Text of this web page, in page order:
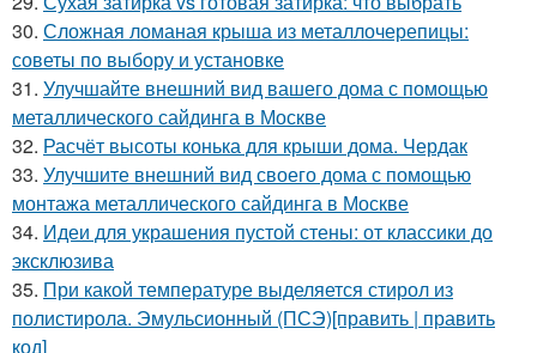
30. Сложная ломаная крыша из металлочерепицы:
советы по выбору и установке
31. Улучшайте внешний вид вашего дома с помощью
металлического сайдинга в Москве
32. Расчёт высоты конька для крыши дома. Чердак
33. Улучшите внешний вид своего дома с помощью
монтажа металлического сайдинга в Москве
34. Идеи для украшения пустой стены: от классики до
эксклюзива
35. При какой температуре выделяется стирол из
полистирола. Эмульсионный (ПСЭ)[править | править
код]